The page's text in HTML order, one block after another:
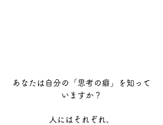
あなたは自分の「思考の癖」を知って
いますか？
人にはそれぞれ、